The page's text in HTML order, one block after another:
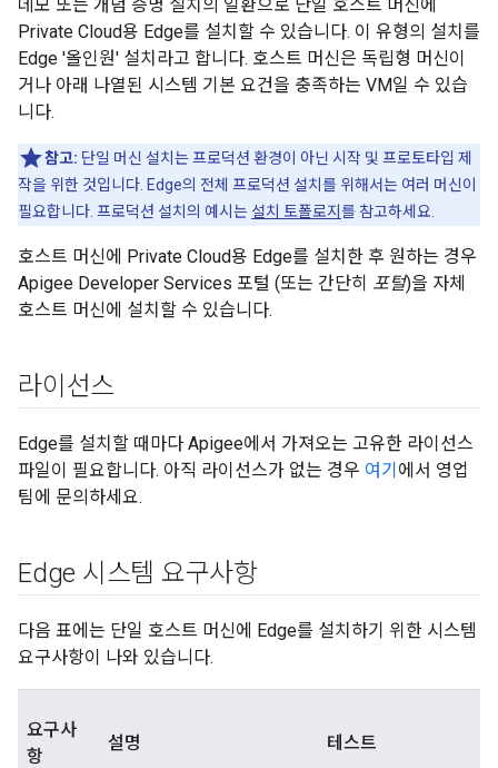
데모 또는 개념 증명 설치의 일환으로 단일 호스트 머신에
Private Cloud용 Edge를 설치할 수 있습니다. 이 유형의 설치를
Edge '올인원' 설치라고 합니다. 호스트 머신은 독립형 머신이
거나 아래 나열된 시스템 기본 요건을 충족하는 VM일 수 있습
니다.
참고: 단일 머신 설치는 프로덕션 환경이 아닌 시작 및 프로토타입 제
작을 위한 것입니다. Edge의 전체 프로덕션 설치를 위해서는 여러 머신이
필요합니다. 프로덕션 설치의 예시는 설치 토폴로지 를 참고하세요.
호스트 머신에 Private Cloud용 Edge를 설치한 후 원하는 경우
Apigee Developer Services 포털 (또는 간단히 포털)을 자체
호스트 머신에 설치할 수 있습니다.
라이선스
Edge를 설치할 때마다 Apigee에서 가져오는 고유한 라이선스
파일이 필요합니다. 아직 라이선스가 없는 경우 여기 에서 영업
팀에 문의하세요.
Edge 시스템 요구사항
다음 표에는 단일 호스트 머신에 Edge를 설치하기 위한 시스템
요구사항이 나와 있습니다.
요구사
항
설명 테스트